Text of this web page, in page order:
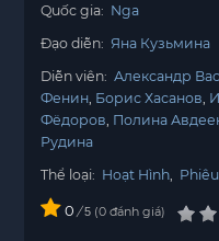
Quốc gia: Nga
Đạo diễn: Яна Кузьмина
Diễn viên: Александр
Фенин Борис Хасанов
Фёдоров Полина
Рудина
Thể loại: Hoạt Hình
0 / 5 0 đánh giá